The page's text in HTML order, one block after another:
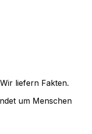
liefern Fakten.
um Menschen